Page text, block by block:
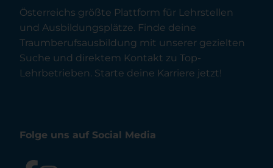
Österreichs größte Plattform für Lehrstellen
und Ausbildungsplätze. Finde deine
Traumberufsausbildung mit unserer gezielten
Suche und direktem Kontakt zu Top-
Lehrbetrieben. Starte deine Karriere jetzt!
Folge uns auf Social Media